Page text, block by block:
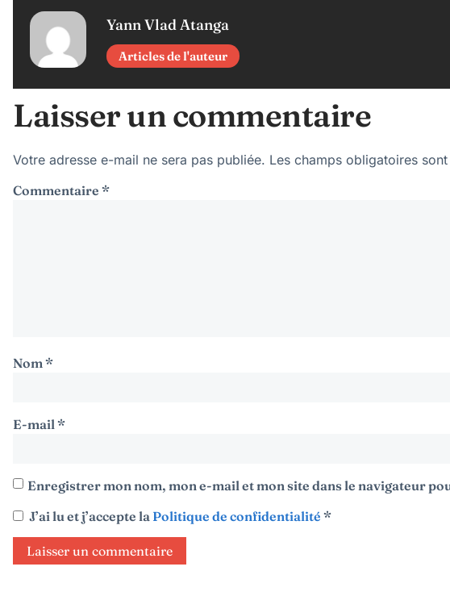
Yann Vlad Atanga
Articles de l'auteur
Laisser un commentaire
Votre adresse e-mail ne sera pas publiée. Les champs obligatoires
Commentaire *
Nom *
E-mail *
Enregistrer mon nom, mon e-mail et mon site dans le navigateur
J’ai lu et j’accepte la Politique de confidentialité *